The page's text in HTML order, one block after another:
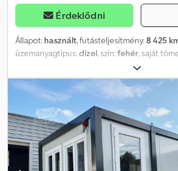
Érdeklődni
Állapot: használt, futásteljesítmény:8 425
üzemanyagtípus:dízel, szín:fehér, saját
, ülések száma:1, első
10/2006, kibocsátási osztály:nincs,
üzemórák:8 425 h, vezetőfülke: egyéb ,
Felszereltség:
ABS, fejvédő, fülke,
kalapács, légkondicionálás, markoló
összkerékhajtás, Értékesítési
angol / német Bachar Ibrahim / arab / angol
szolgáltatás, műszaki vizsga/átvizsgálás,
Dízelmotor, légkondicionáló, alapfelszíni